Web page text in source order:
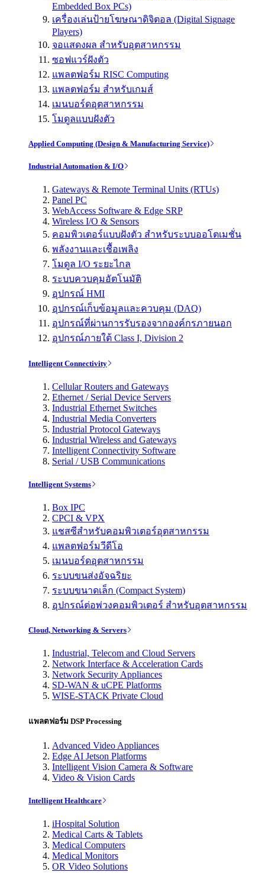
Embedded Box PCs)
เครื่องเล่นป้ายโฆษณาดิจิตอล (Digital Signage
Players)
จอแสดงผล สำหรับอุตสาหกรรม
ซอฟแวร์ฝังตัว
แพลตฟอร์ม RISC Computing
แพลตฟอร์ม สำหรับเกมส์
เมนบอร์ดอุตสาหกรรม
โมดูลแบบฝังตัว
Applied Computing (Design & Manufacturing Service)
Industrial Automation & I/O
Gateways & Remote Terminal Units (RTUs)
Panel PC
WebAccess Software & Edge SRP
Wireless I/O & Sensors
คอมพิวเตอร์แบบฝังตัว สำหรับระบบออโตเมชั่น
พลังงานและเชื้อเพลิง
โมดูล I/O ระยะไกล
ระบบควบคุมอัตโนมัติ
อุปกรณ์ HMI
อุปกรณ์เก็บข้อมูลและควบคุม (DAQ)
อุปกรณ์ที่ผ่านการรับรองจากองค์กรภายนอก
อุปกรณ์ภายใต้ Class I, Division 2
Intelligent Connectivity
Cellular Routers and Gateways
Ethernet / Serial Device Servers
Industrial Ethernet Switches
Industrial Media Converters
Industrial Protocol Gateways
Industrial Wireless and Gateways
Intelligent Connectivity Software
Serial / USB Communications
Intelligent Systems
Box IPC
CPCI & VPX
แชสซีสำหรับคอมพิวเตอร์อุตสาหกรรม
แพลตฟอร์มวีดีโอ
เมนบอร์ดอุตสาหกรรม
ระบบขนส่งอัจฉริยะ
ระบบขนาดเล็ก (Compact System)
อุปกรณ์ต่อพ่วงคอมพิวเตอร์ สำหรับอุตสาหกรรม
Cloud, Networking & Servers
Industrial, Telecom and Cloud Servers
Network Interface & Acceleration Cards
Network Security Appliances
SD-WAN & uCPE Platforms
WISE-STACK Private Cloud
แพลตฟอร์ม DSP Processing
Advanced Video Appliances
Edge AI Jetson Platforms
Intelligent Vision Camera & Software
Video & Vision Cards
Intelligent Healthcare
iHospital Solution
Medical Carts & Tablets
Medical Computers
Medical Monitors
OR Video Solutions